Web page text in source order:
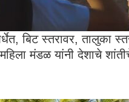
बिट स्तरावर, तालुका
मंडळ यांनी देशाचे